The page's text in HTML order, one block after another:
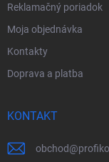
Reklamačný poriadok
Moja objednávka
Kontakty
Doprava a platba
KONTAKT
obchod@